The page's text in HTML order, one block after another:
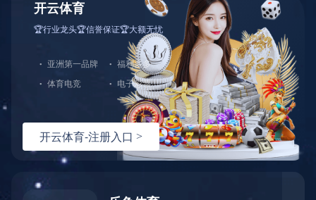
首页>爱游戏网站网址-爱游戏（中国） >资质荣誉> 正文
2017年质量管理体系认证证书